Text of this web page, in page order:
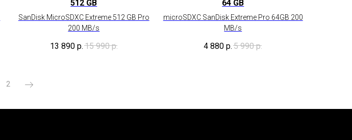
512 GB
SanDisk MicroSDXC Extreme 512 GB Pro
200 MB/s
13 890 р.15 990 р.
64 GB
microSDXC SanDisk Extreme Pro 64GB 200
MB/s
4 880 р. 5 990 р.
2